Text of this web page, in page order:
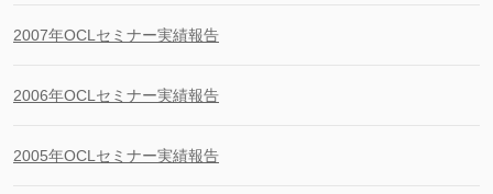
2007年OCLセミナー実績報告
2006年OCLセミナー実績報告
2005年OCLセミナー実績報告